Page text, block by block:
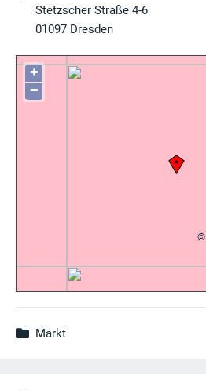
Stetzscher Straße 4-6
01097 Dresden
+
−
©
Markt